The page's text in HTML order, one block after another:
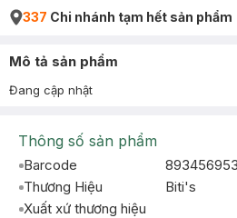
337 Chi nhánh tạm hết sản phẩm
Mô tả sản phẩm
Đang cập nhật
Thông số sản phẩm
Barcode
Thương Hiệu
Biti's
Xuất xứ thương hiệu